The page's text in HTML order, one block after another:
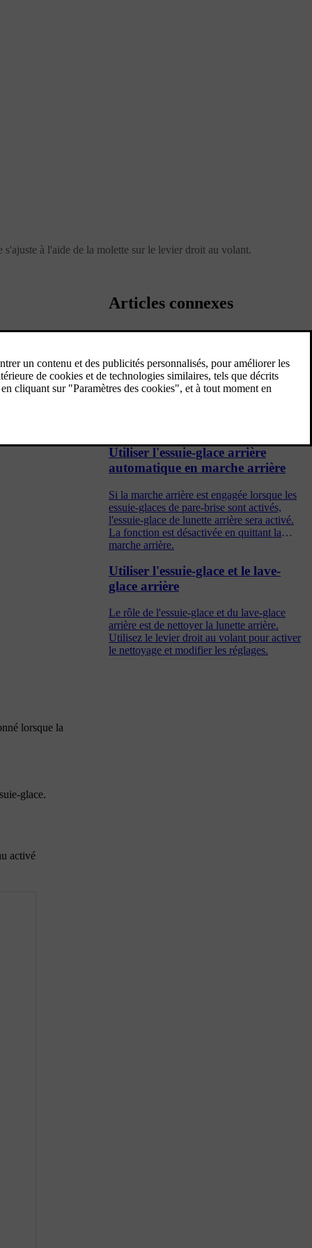
à l'aide de la molette sur le levier droit au volant.
lorsque la
glace.
activé
Articles connexes
glace
Les essuie-glaces et le liquide lave-glace
Utiliser l'essuie-glace arrière
automatique en marche arrière
Si la marche arrière est engagée lorsque les
essuie-glaces de pare-brise sont activés,
l'essuie-glace de lunette arrière sera activé.
La fonction est désactivée en quittant la
marche arrière.
Utiliser l'essuie-glace et le lave-
glace arrière
Le rôle de l'essuie-glace et du lave-glace
arrière est de nettoyer la lunette arrière.
Utilisez le levier droit au volant pour activer
le nettoyage et modifier les réglages.